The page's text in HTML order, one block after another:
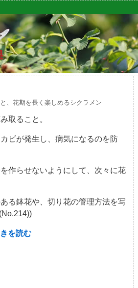
、花期を長く楽しめるシクラメン
取ること。
ビが発生し、病気になるのを防
作らせないようにして、次々に花
る鉢花や、切り花の管理方法を写
を読む